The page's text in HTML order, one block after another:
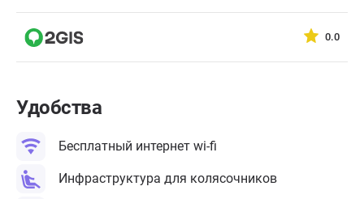
0.0
Удобства
Бесплатный интернет wi-fi
Инфраструктура для колясочников